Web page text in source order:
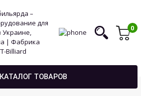
0
КАТАЛОГ ТОВАРОВ